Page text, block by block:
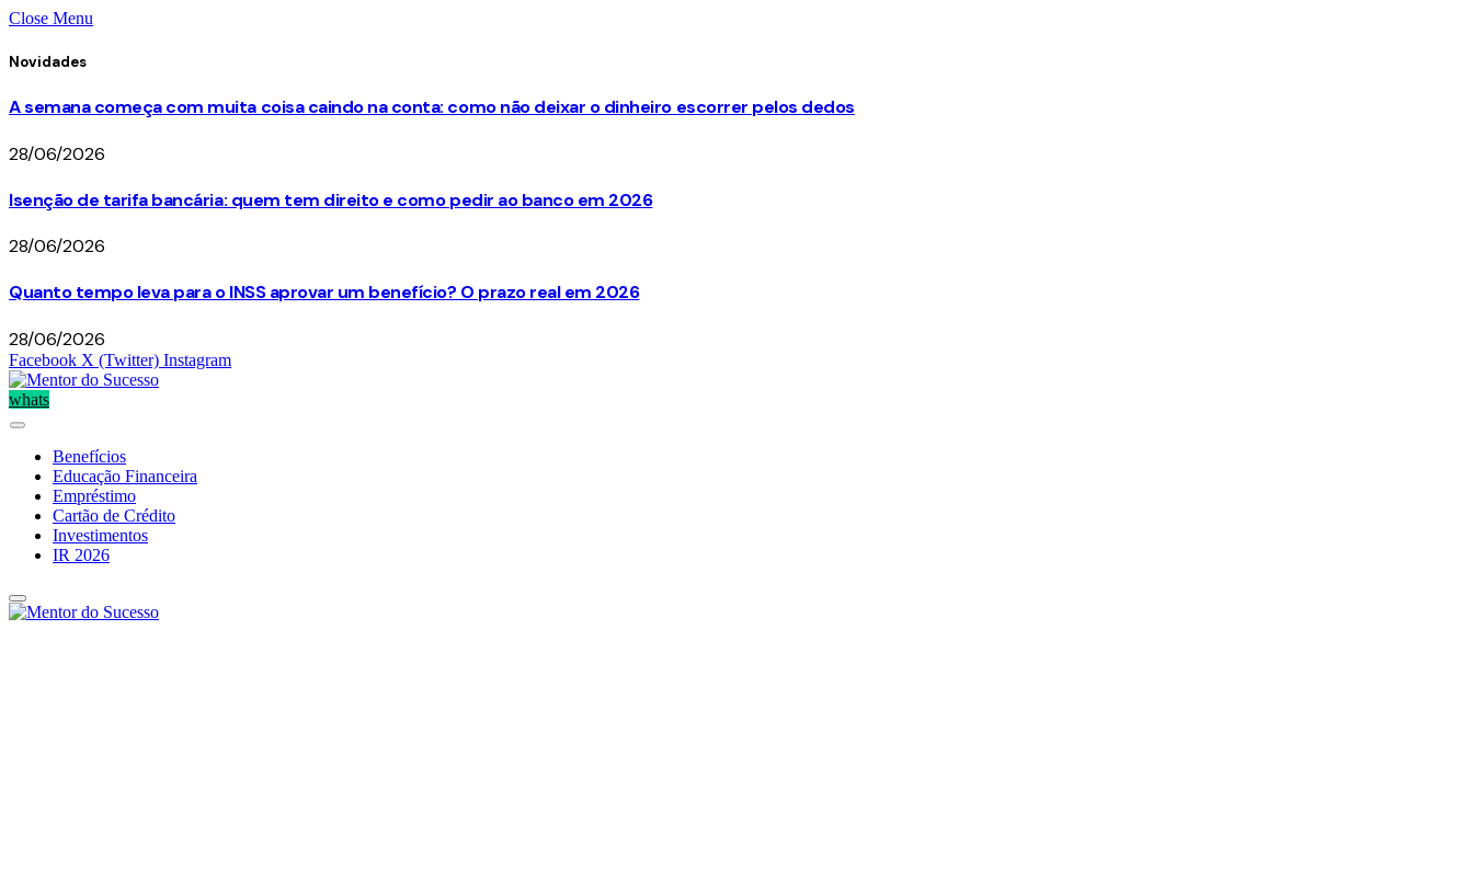
Close Menu
Novidades
A semana começa com muita coisa caindo na conta: como não deixar o dinheiro escorrer pelos dedos
28/06/2026
Isenção de tarifa bancária: quem tem direito e como pedir ao banco em 2026
28/06/2026
Quanto tempo leva para o INSS aprovar um benefício? O prazo real em 2026
28/06/2026
Facebook X (Twitter) Instagram
whats
Benefícios
Educação Financeira
Empréstimo
Cartão de Crédito
Investimentos
IR 2026